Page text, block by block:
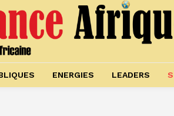
ENERGIES LEADERS